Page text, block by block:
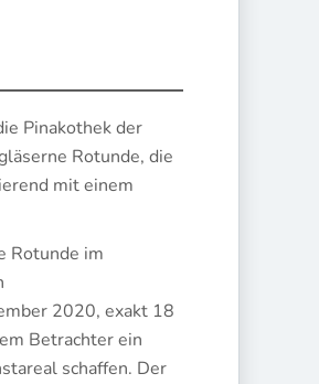
Pinakothek der
Rotunde, die
mit einem
Rotunde im
2020, exakt 18
Betrachter ein
schaffen. Der